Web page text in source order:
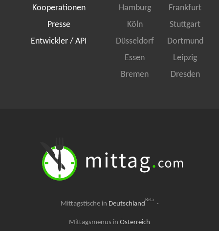
Kooperationen
Presse
Entwickler / API
Hamburg
Frankfurt
Köln
Stuttgart
Düsseldorf
Dortmund
Essen
Leipzig
Bremen
Dresden
Mittagstische in Deutschland Beta ·
Mittagsmenüs in Österreich